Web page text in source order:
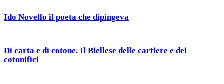
Ido Novello il poeta che dipingeva
Di carta e di cotone. Il Biellese delle cartiere e dei
cotonifici